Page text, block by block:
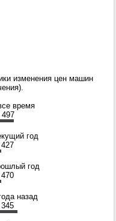
изменения цен машин
время
497
год
год
назад